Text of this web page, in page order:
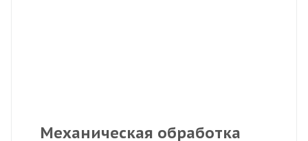
Механическая обработка